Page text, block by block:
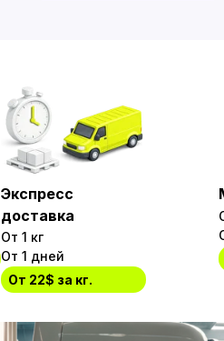
Экспресс
доставка
От 1 кг
От 1 дней
От 22$ за кг.